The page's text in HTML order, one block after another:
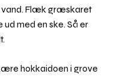
vand. Flæk græskaret
med en ske. Så er
hokkaidoen i grove